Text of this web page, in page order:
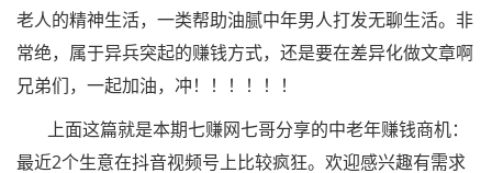
老人的精神生活，一类帮助油腻中年男人打发无聊生活。非
常绝，属于异兵突起的赚钱方式，还是要在差异化做文章啊
兄弟们，一起加油，冲！！！！！！
上面这篇就是本期七赚网七哥分享的中老年赚钱商机：
最近2个生意在抖音视频号上比较疯狂。欢迎感兴趣有需求